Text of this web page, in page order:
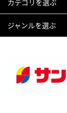
ジャンルを選ぶ